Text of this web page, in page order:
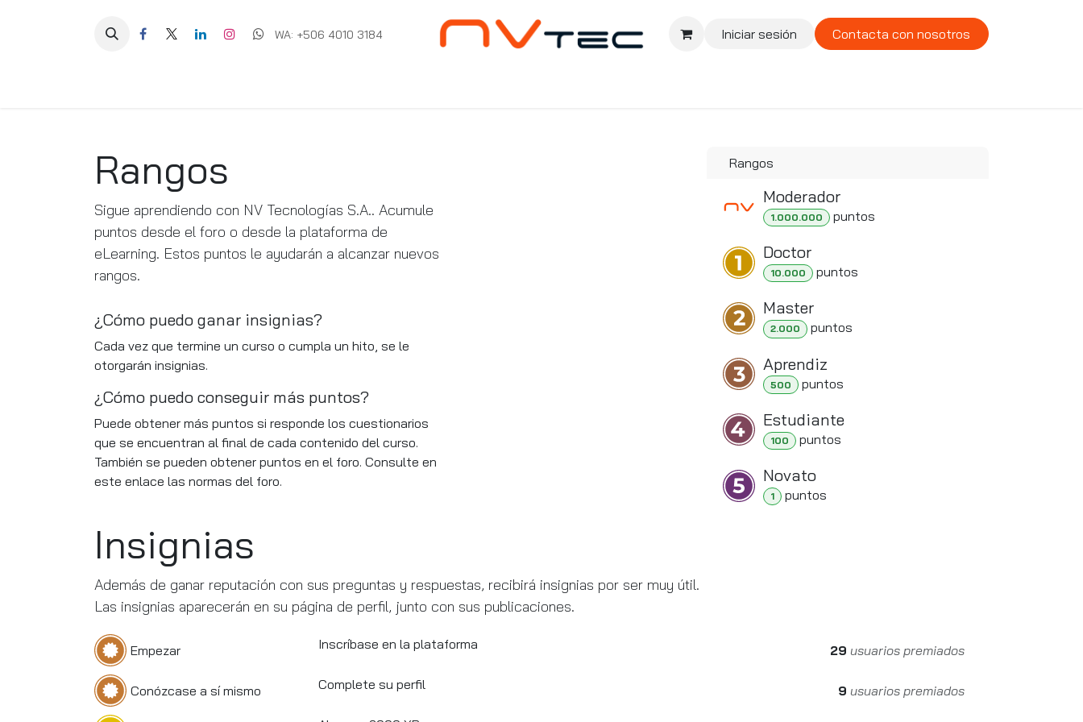
WA: +506 4010 3184 Iniciar sesión Contacta con nosotros
Rangos
Sigue aprendiendo con NV Tecnologías S.A.. Acumule
puntos desde el foro o desde la plataforma de
eLearning. Estos puntos le ayudarán a alcanzar nuevos
rangos.
¿Cómo puedo ganar insignias?
Cada vez que termine un curso o cumpla un hito, se le
otorgarán insignias.
¿Cómo puedo conseguir más puntos?
Puede obtener más puntos si responde los cuestionarios
que se encuentran al final de cada contenido del curso.
También se pueden obtener puntos en el foro. Consulte en
este enlace las normas del foro.
Rangos
Moderador
1.000.000 puntos
Doctor
10.000 puntos
Master
2.000 puntos
Aprendiz
500 puntos
Estudiante
100 puntos
Novato
1 puntos
Insignias
Además de ganar reputación con sus preguntas y respuestas, recibirá insignias por ser muy útil.
Las insignias aparecerán en su página de perfil, junto con sus publicaciones.
Empezar Inscríbase en la plataforma 29 usuarios premiados
Conózcase a sí mismo Complete su perfil 9 usuarios premiados